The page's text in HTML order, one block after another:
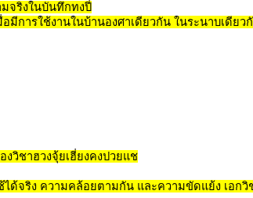
จริงในบันทึกทงปี่
มีการใช้งานในบ้านองศาเดียวกัน ในระนาบเดียว
วิชาฮวงจุ้ยเฮี่ยงคงปวยแช
จริง ความคล้อยตามกัน และความขัดแย้ง เอก